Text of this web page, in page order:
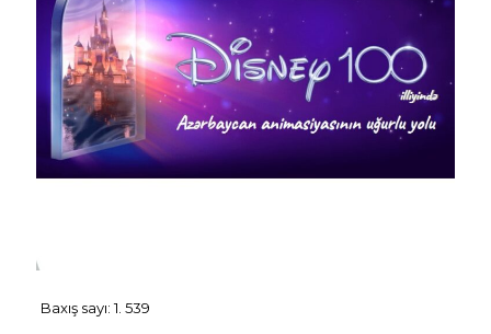
Baxış sayı: 1. 539